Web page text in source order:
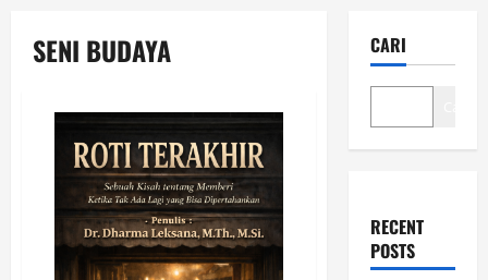
SENI BUDAYA CARI
RECENT
POSTS